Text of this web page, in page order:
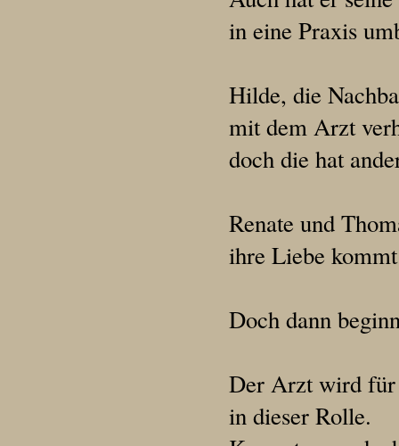
in eine Praxis
Hilde, die
mit dem Arzt
doch die hat
Renate und
ihre Liebe
Doch dann
Der Arzt wird für
in dieser Rolle.